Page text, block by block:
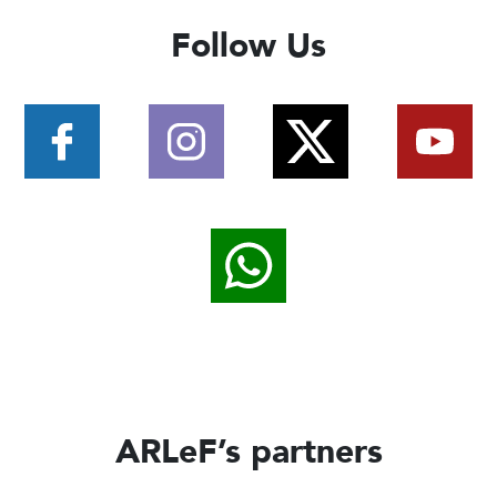
Follow Us
ARLeF’s partners